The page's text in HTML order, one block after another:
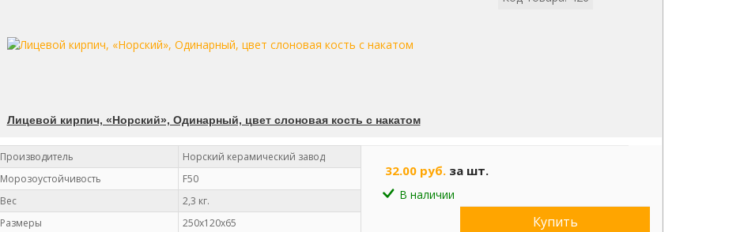
Лицевой кирпич, «Норский», Одинарный, цвет слоновая кость с накатом
32.00 руб. за шт.
В наличии
Производитель
Норский керамический завод
Морозоустойчивость
F50
Вес
2,3 кг.
Размеры
250х120х65 Купить